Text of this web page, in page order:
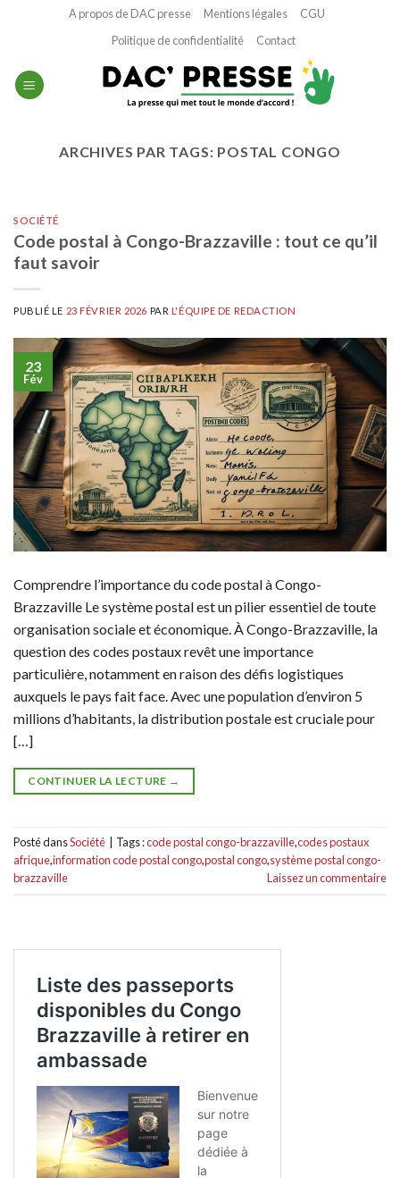
A propos de DAC presse Mentions légales
CGU
Politique de confidentialité
Contact
ARCHIVES PAR TAGS: POSTAL CONGO
SOCIÉTÉ
Code postal à Congo-Brazzaville : tout ce qu’il
faut savoir
PUBLIÉ LE 23 FÉVRIER 2026 PAR L'ÉQUIPE DE REDACTION
23
Fév
Comprendre l’importance du code postal à Congo-
Brazzaville Le système postal est un pilier essentiel de toute
organisation sociale et économique. À Congo-Brazzaville, la
question des codes postaux revêt une importance
particulière, notamment en raison des défis logistiques
auxquels le pays fait face. Avec une population d’environ 5
millions d’habitants, la distribution postale est cruciale pour
[…]
CONTINUER LA LECTURE →
Posté dansSociété Tags :code postal congo-brazzaville,codes postaux
afrique,information code postal congo,postal congo,système postal congo-
brazzaville
Laissez un commentaire